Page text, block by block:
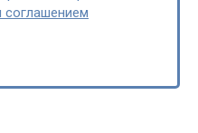
соглашением